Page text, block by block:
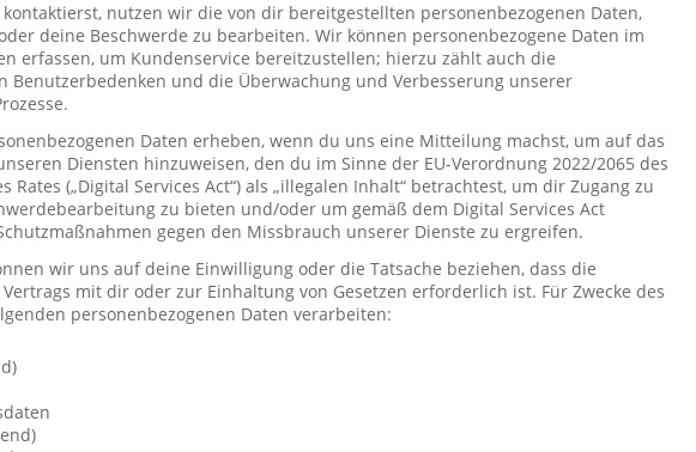
nutzen wir die von dir bereitgestellten personenbezogenen Daten,
deine Beschwerde zu bearbeiten. Wir können personenbezogene Daten im
erfassen, um Kundenservice bereitzustellen; hierzu zählt auch die
Benutzerbedenken und die Überwachung und Verbesserung unserer
Daten erheben, wenn du uns eine Mitteilung machst, um auf das
Diensten hinzuweisen, den du im Sinne der EU-Verordnung 2022/2065 des
Rates („Digital Services Act“) als „illegalen Inhalt“ betrachtest, um dir Zugang zu
zu bieten und/oder um gemäß dem Digital Services Act
gegen den Missbrauch unserer Dienste zu ergreifen.
wir uns auf deine Einwilligung oder die Tatsache beziehen, dass die
mit dir oder zur Einhaltung von Gesetzen erforderlich ist. Für Zwecke des
personenbezogenen Daten verarbeiten: